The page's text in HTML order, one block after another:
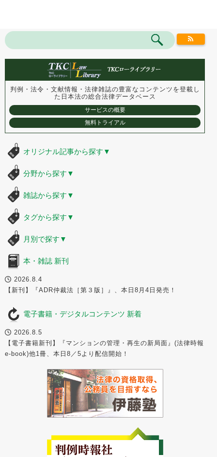
判例・法令・文献情報・法律雑誌の豊富なコンテンツを登載し
た 日本法の総合法律データベース
サービスの概要
無料トライアル
オリジナル記事から探す ▼
分野から探す ▼
雑誌から探す ▼
タグから探す ▼
月別で探す ▼
本・雑誌 新刊
2026.8.4
【新刊】『ADR仲裁法［第３版］』、本日8月4日発売！
電子書籍・デジタルコンテンツ 新着
2026.8.5
【電子書籍新刊】『マンションの管理・再生の新局面』(法律時報
e-book)他1冊、本日8／5より配信開始！